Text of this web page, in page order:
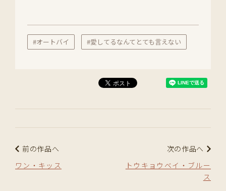
#オートバイ #愛してるなんてとても言えない
前の作品へ
ワン・キッス
次の作品へ
トウキョウベイ・ブルー
ス